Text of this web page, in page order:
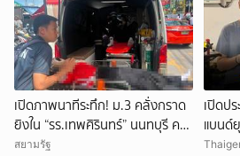
เปิดภาพนาทีระทึก! ม.3 คลั่งกราด
ยิงใน “รร.เทพศิรินทร์” นนทบุรี ครู
ดับ 2 บาดเจ็บกว่า 20 ราย ก่อนยิง
สยามรัฐ
เปิดป
แบนด์
เกิดอะไ